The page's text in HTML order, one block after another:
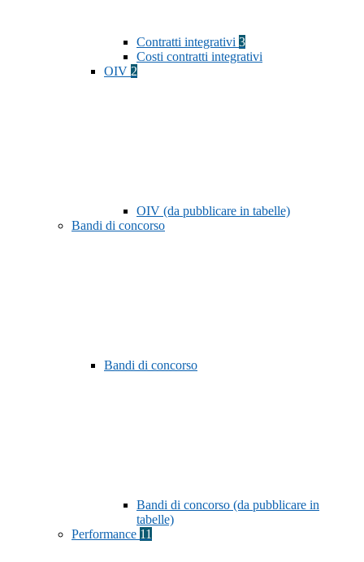
Contratti integrativi 3
Costi contratti integrativi
OIV 2
OIV (da pubblicare in tabelle)
Bandi di concorso
Bandi di concorso
Bandi di concorso (da pubblicare in
tabelle)
Performance 11